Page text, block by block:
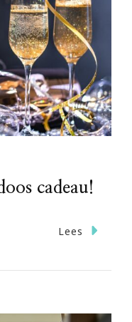
cadeau!
Lees